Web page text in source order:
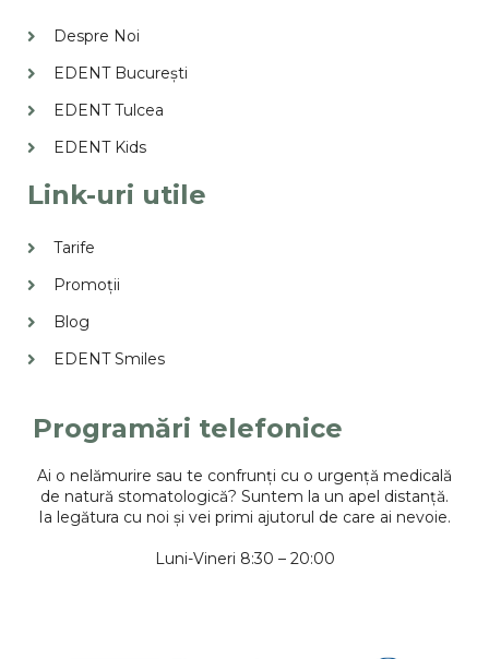
Despre Noi
EDENT București
EDENT Tulcea
EDENT Kids
Link-uri utile
Tarife
Promoții
Blog
EDENT Smiles
Programări telefonice
Ai o nelămurire sau te confrunți cu o urgență medicală
de natură stomatologică? Suntem la un apel distanță.
Ia legătura cu noi și vei primi ajutorul de care ai nevoie.
Luni-Vineri 8:30 – 20:00